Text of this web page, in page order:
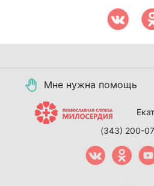
Мне нужна помощь
(343) 200-